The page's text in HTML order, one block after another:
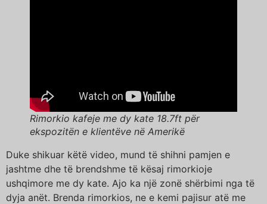
Rimorkio kafeje me dy kate 18.7ft për
ekspozitën e klientëve në Amerikë
Duke shikuar këtë video, mund të shihni pamjen e
jashtme dhe të brendshme të kësaj rimorkioje
ushqimore me dy kate. Ajo ka një zonë shërbimi nga të
dyja anët. Brenda rimorkios, ne e kemi pajisur atë me